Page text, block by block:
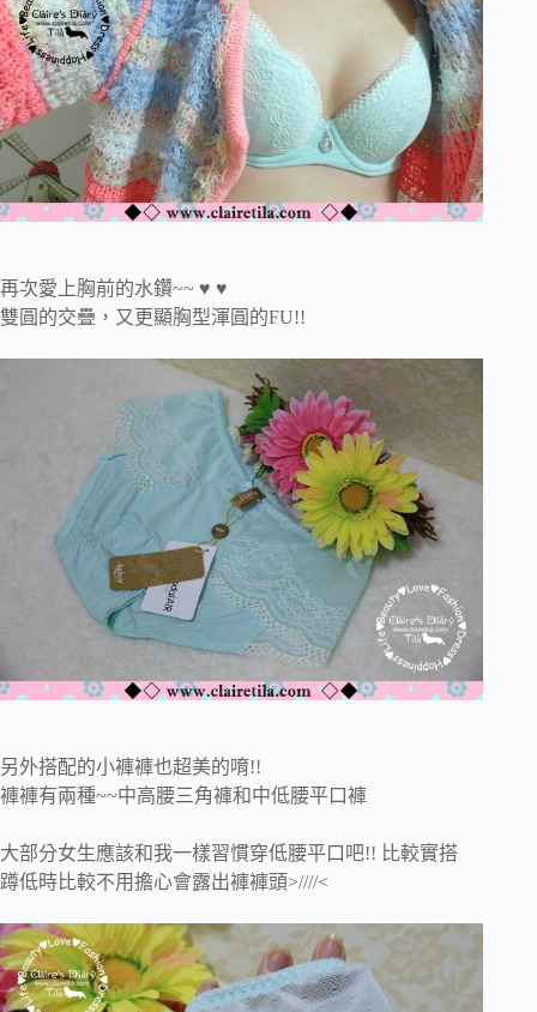
再次愛上胸前的水鑽~~ ♥ ♥
雙圓的交疊，又更顯胸型渾圓的FU!!
另外搭配的小褲褲也超美的唷!!
褲褲有兩種~~中高腰三角褲和中低腰平口褲
大部分女生應該和我一樣習慣穿低腰平口吧!! 比較實搭
蹲低時比較不用擔心會露出褲褲頭>////<